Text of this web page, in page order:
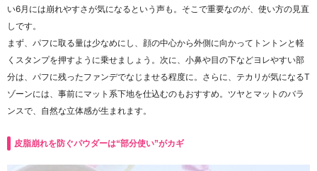
い6月には崩れやすさが気になるという声も。そこで重要なのが、使い方の見直
しです。
まず、パフに取る量は少なめにし、顔の中心から外側に向かってトントンと軽
くスタンプを押すように乗せましょう。次に、小鼻や目の下などヨレやすい部
分は、パフに残ったファンデでなじませる程度に。さらに、テカリが気になるT
ゾーンには、事前にマット系下地を仕込むのもおすすめ。ツヤとマットのバラ
ンスで、自然な立体感が生まれます。
皮脂崩れを防ぐパウダーは“部分使い”がカギ